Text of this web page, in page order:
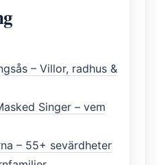
– Villor, radhus &
Singer – vem
– 55+ sevärdheter